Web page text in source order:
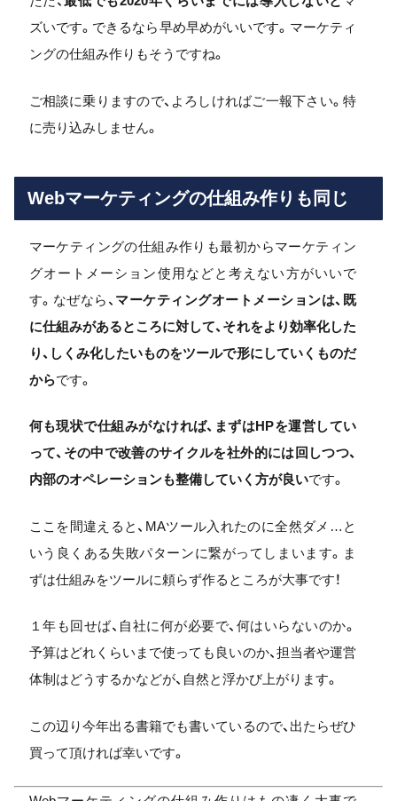
ズいです。できるなら早め早めがいいです。マーケティ
ングの仕組み作りもそうですね。
ご相談に乗りますので、よろしければご一報下さい。特
に売り込みしません。
Webマーケティングの仕組み作りも同じ
マーケティングの仕組み作りも最初からマーケティン
グオートメーション使用などと考えない方がいいで
す。なぜなら、 マーケティングオートメーションは、既
に仕組みがあるところに対して、それをより効率化した
り、しくみ化したいものをツールで形にしていくものだ
からです。
何も現状で仕組みがなければ、まずはHPを運営してい
って、その中で改善のサイクルを社外的には回しつつ、
内部のオペレーションも整備していく方が良いです。
ここを間違えると、MAツール入れたのに全然ダメ…と
いう良くある失敗パターンに繋がってしまいます。ま
ずは仕組みをツールに頼らず作るところが大事です！
１年も回せば、自社に何が必要で、何はいらないのか。
予算はどれくらいまで使っても良いのか、担当者や運営
体制はどうするかなどが、自然と浮かび上がります。
この辺り今年出る書籍でも書いているので、出たらぜひ
買って頂ければ幸いです。